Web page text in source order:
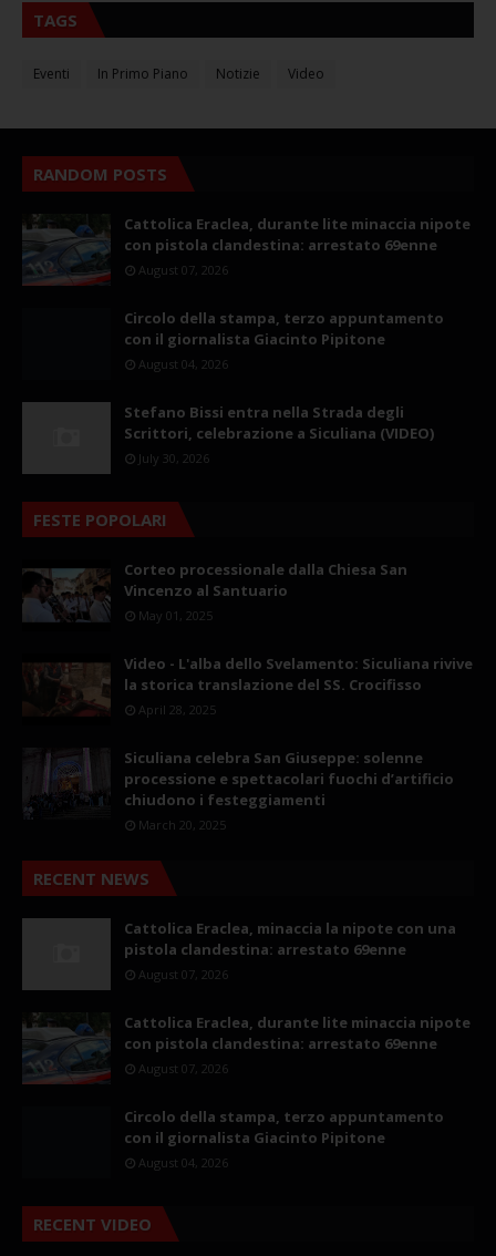
TAGS
Eventi In Primo Piano Notizie Video
RANDOM POSTS
Cattolica Eraclea, durante lite minaccia nipote
con pistola clandestina: arrestato 69enne
August 07, 2026
Circolo della stampa, terzo appuntamento
con il giornalista Giacinto Pipitone
August 04, 2026
Stefano Bissi entra nella Strada degli
Scrittori, celebrazione a Siculiana (VIDEO)
July 30, 2026
FESTE POPOLARI
Corteo processionale dalla Chiesa San
Vincenzo al Santuario
May 01, 2025
Video - L'alba dello Svelamento: Siculiana rivive
la storica translazione del SS. Crocifisso
April 28, 2025
Siculiana celebra San Giuseppe: solenne
processione e spettacolari fuochi d’artificio
chiudono i festeggiamenti
March 20, 2025
RECENT NEWS
Cattolica Eraclea, minaccia la nipote con una
pistola clandestina: arrestato 69enne
August 07, 2026
Cattolica Eraclea, durante lite minaccia nipote
con pistola clandestina: arrestato 69enne
August 07, 2026
Circolo della stampa, terzo appuntamento
con il giornalista Giacinto Pipitone
August 04, 2026
RECENT VIDEO